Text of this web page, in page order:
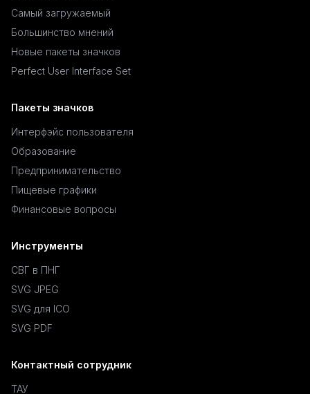
Самый загружаемый
Большинство мнений
Новые пакеты значков
Perfect User Interface Set
Пакеты значков
Интерфэйс пользователя
Образование
Предпринимательство
Пищевые графики
Финансовые вопросы
Инструменты
СВГ в ПНГ
SVG JPEG
SVG для ICO
SVG PDF
Контактный сотрудник
ТАУ